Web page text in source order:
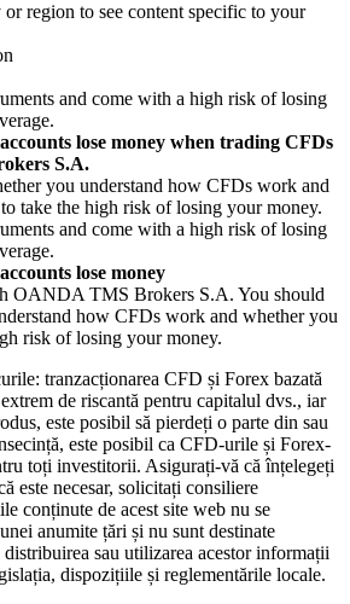
region to see content specific to your
and come with a high risk of losing
lose money when trading CFDs
S.A.
you understand how CFDs work and
take the high risk of losing your money.
and come with a high risk of losing
lose money
OANDA TMS Brokers S.A. You should
how CFDs work and whether you
risk of losing your money.
tranzacționarea CFD și Forex bazată
de riscantă pentru capitalul dvs., iar
este posibil să pierdeți o parte din sau
este posibil ca CFD-urile și Forex-
toți investitorii. Asigurați-vă că înțelegeți
este necesar, solicitați consiliere
conținute de acest site web nu se
anumite țări și nu sunt destinate
sau utilizarea acestor informații
dispozițiile și reglementările locale.